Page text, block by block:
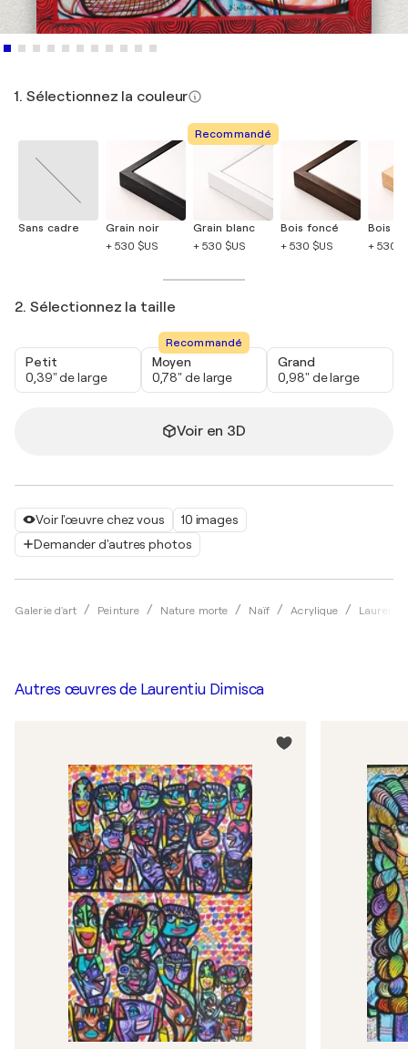
Voir l'œuvre chez vous
10 images
Demander d'autres photos
Galerie d'art Peinture Nature morte Naïf Acrylique
1. Sélectionnez la couleur
Sans cadre
Grain noir
+ 530 $US
Recommandé
Grain blanc
+ 530 $US
Bois foncé
+ 530 $US
Bois
+ 530
2. Sélectionnez la taille
Petit
0,39" de large
Recommandé
Moyen
0,78" de large
Grand
0,98" de large
Voir en 3D
Autres œuvres de Laurentiu Dimisca